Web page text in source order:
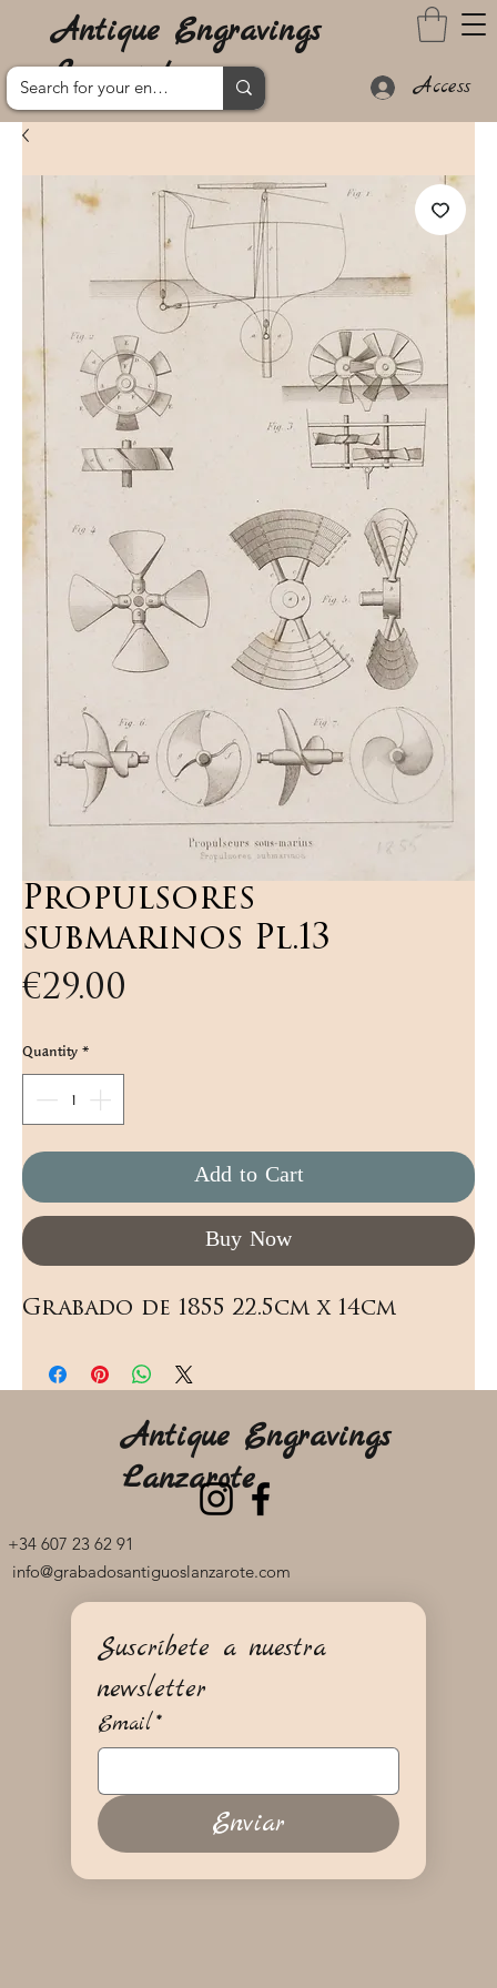
Antique Engravings
Lanzarote
Access
Propulsores
submarinos Pl.13
€29.00
Quantity*
Add to Cart
Buy Now
Grabado de 1855 22.5cm x 14cm
+34 607 23 62 91
info@grabadosantiguoslanzarote.com
Antique Engravings
Lanzarote
Suscríbete a nuestra
newsletter
Email*
Enviar